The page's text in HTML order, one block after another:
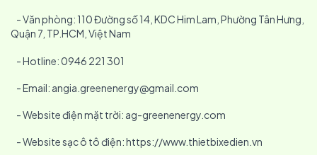
- Văn phòng: 110 Đường số 14, KDC Him Lam, Phường Tân Hưng,
Quận 7, TP.HCM, Việt Nam
- Hotline: 0946 221 301
- Email: angia.greenenergy@gmail.com
- Website điện mặt trời: ag-greenenergy.com
- Website sạc ô tô điện: https://www.thietbixedien.vn